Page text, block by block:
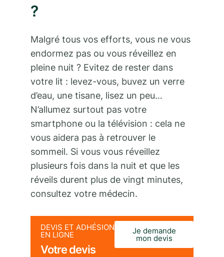
?
Malgré tous vos efforts, vous ne vous
endormez pas ou vous réveillez en
pleine nuit ? Evitez de rester dans
votre lit : levez-vous, buvez un verre
d’eau, une tisane, lisez un peu…
N’allumez surtout pas votre
smartphone ou la télévision : cela ne
vous aidera pas à retrouver le
sommeil. Si vous vous réveillez
plusieurs fois dans la nuit et que les
réveils durent plus de vingt minutes,
consultez votre médecin.
DEVIS ET ADHÉSION
EN LIGNE
Votre devis
Je demande
mon devis